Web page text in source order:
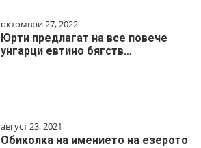
октомври 27, 2022
Юрти предлагат на все повече
унгарци евтино бягств…
август 23, 2021
Обиколка на имението на езерото